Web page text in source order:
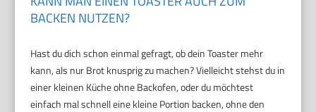
BACKEN NUTZEN?
Hast du dich schon einmal gefragt, ob dein Toaster mehr
kann, als nur Brot knusprig zu machen? Vielleicht stehst du in
einer kleinen Küche ohne Backofen, oder du möchtest
einfach mal schnell eine kleine Portion backen, ohne den